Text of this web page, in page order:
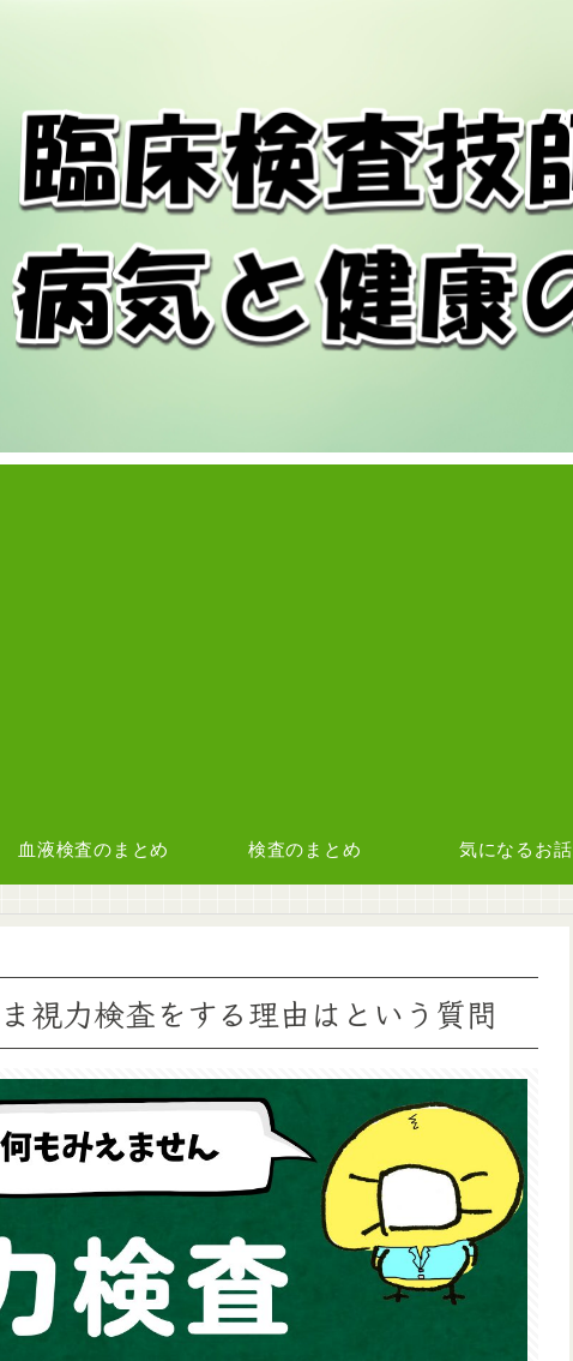
血液検査のまとめ 検査のまとめ 気になるお話
視力検査をする理由はという質問